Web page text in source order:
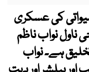
کی عسکری
ناول نواب ناظم
ہے۔ نواب